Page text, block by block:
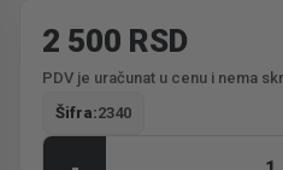
2 500 RSD
PDV je uračunat u cenu i nema
Šifra:2340